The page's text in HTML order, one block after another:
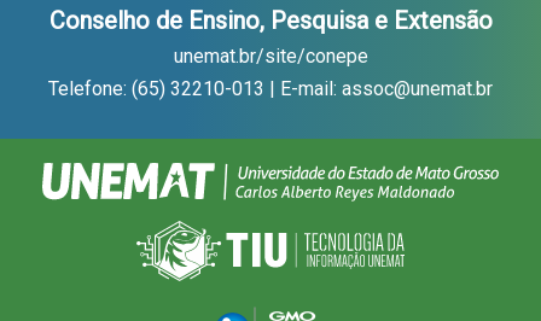
Conselho de Ensino, Pesquisa e Extensão
unemat.br/site/conepe
Telefone: (65) 32210-013 | E-mail: assoc@unemat.br